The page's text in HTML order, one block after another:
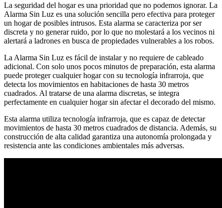
La seguridad del hogar es una prioridad que no podemos ignorar. La
Alarma Sin Luz es una solución sencilla pero efectiva para proteger
un hogar de posibles intrusos. Esta alarma se caracteriza por ser
discreta y no generar ruido, por lo que no molestará a los vecinos ni
alertará a ladrones en busca de propiedades vulnerables a los robos.
La Alarma Sin Luz es fácil de instalar y no requiere de cableado
adicional. Con solo unos pocos minutos de preparación, esta alarma
puede proteger cualquier hogar con su tecnología infrarroja, que
detecta los movimientos en habitaciones de hasta 30 metros
cuadrados. Al tratarse de una alarma discretas, se integra
perfectamente en cualquier hogar sin afectar el decorado del mismo.
Esta alarma utiliza tecnología infrarroja, que es capaz de detectar
movimientos de hasta 30 metros cuadrados de distancia. Además, su
construcción de alta calidad garantiza una autonomía prolongada y
resistencia ante las condiciones ambientales más adversas.